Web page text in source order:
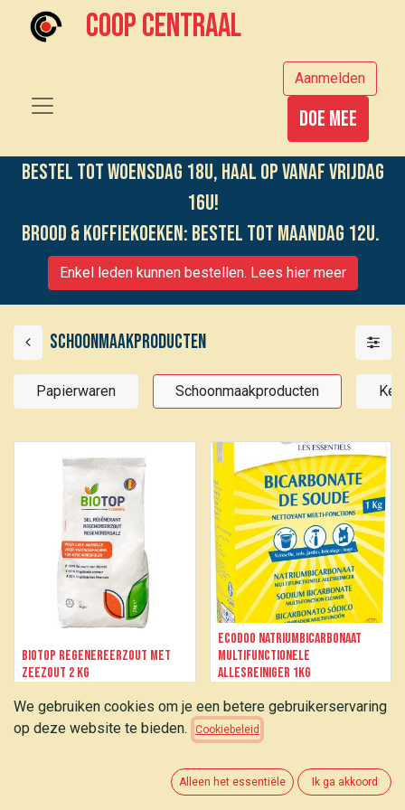
Coop centraal
Aanmelden
Doe mee
Bestel tot woensdag 18u, haal op vanaf vrijdag
16u!
Brood & koffiekoeken: bestel tot maandag 12u.
Enkel leden kunnen bestellen. Lees hier meer
Schoonmaakproducten
Papierwaren Schoonmaakproducten
Biotop Regenereerzout met
zeezout 2 kg
4,70€
Ecodoo Natriumbicarbonaat
multifunctionele
allesreiniger 1kg
6,15€
We gebruiken cookies om je een betere gebruikerservaring
op deze website te bieden.
Cookiebeleid
Alleen het essentiële Ik ga akkoord